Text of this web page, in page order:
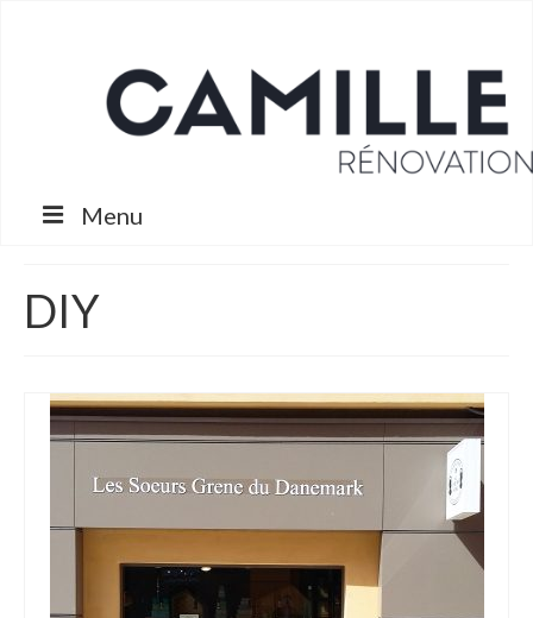
Menu
Services
Contact
Blog
Espace Client
DIY